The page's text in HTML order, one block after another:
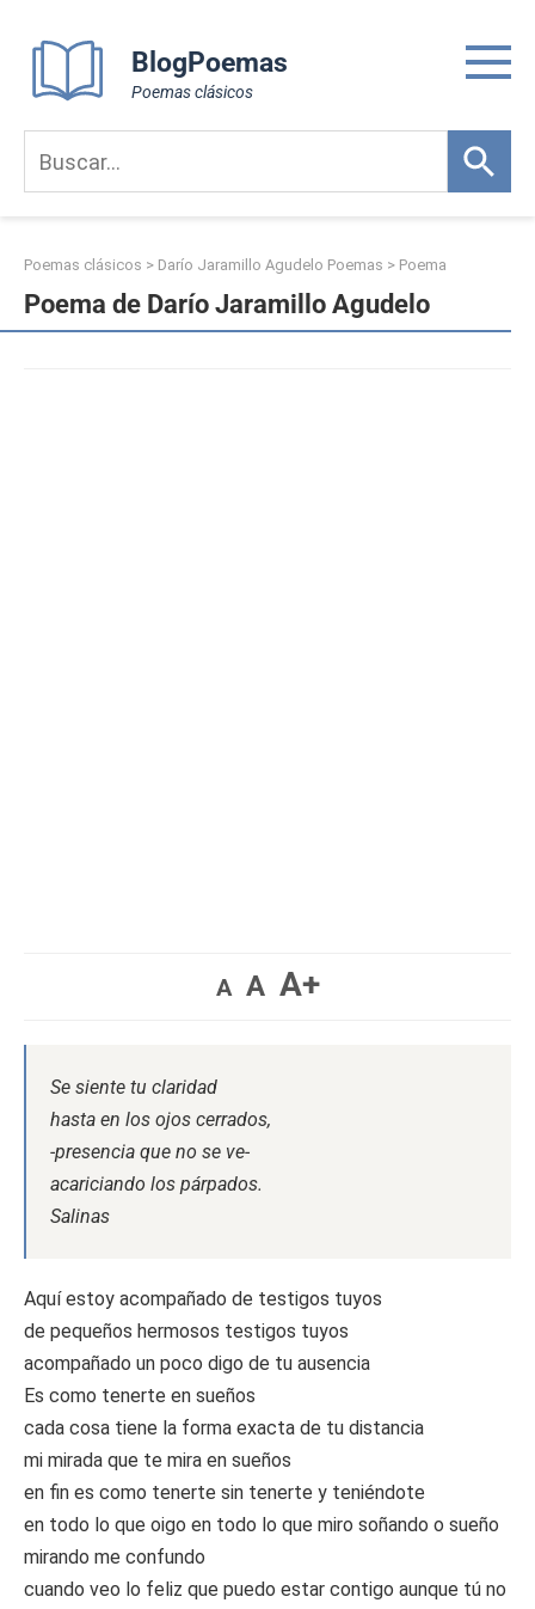
content
BlogPoemas
Poemas clásicos
Poemas clásicos > Darío Jaramillo Agudelo Poemas > Poema
Poema de Darío Jaramillo Agudelo
A A A+
Se siente tu claridad
hasta en los ojos cerrados,
-presencia que no se ve-
acariciando los párpados.
Salinas
Aquí estoy acompañado de testigos tuyos
de pequeños hermosos testigos tuyos
acompañado un poco digo de tu ausencia
Es como tenerte en sueños
cada cosa tiene la forma exacta de tu distancia
mi mirada que te mira en sueños
en fin es como tenerte sin tenerte y teniéndote
en todo lo que oigo en todo lo que miro soñando o sueño
mirando me confundo
cuando veo lo feliz que puedo estar contigo aunque tú no